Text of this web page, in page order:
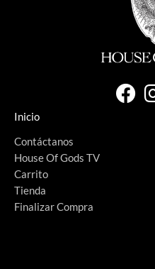
Inicio
Contáctanos
House Of Gods TV
Carrito
Tienda
Finalizar Compra